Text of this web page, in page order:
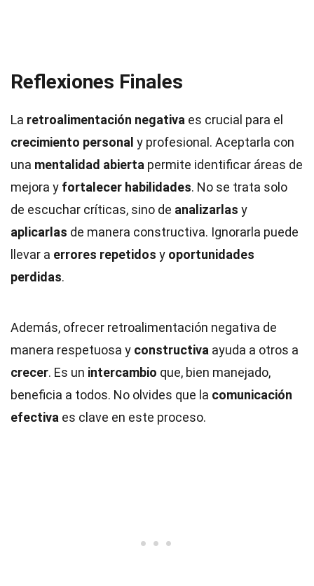
Reflexiones Finales
La retroalimentación negativa es crucial para el
crecimiento personal y profesional. Aceptarla con
una mentalidad abierta permite identificar áreas de
mejora y fortalecer habilidades. No se trata solo
de escuchar críticas, sino de analizarlas y
aplicarlas de manera constructiva. Ignorarla puede
llevar a errores repetidos y oportunidades
perdidas.
Además, ofrecer retroalimentación negativa de
manera respetuosa y constructiva ayuda a otros a
crecer. Es un intercambio que, bien manejado,
beneficia a todos. No olvides que la comunicación
efectiva es clave en este proceso.